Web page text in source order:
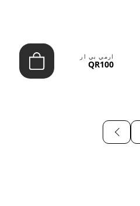
ارمي بي ار
QR100